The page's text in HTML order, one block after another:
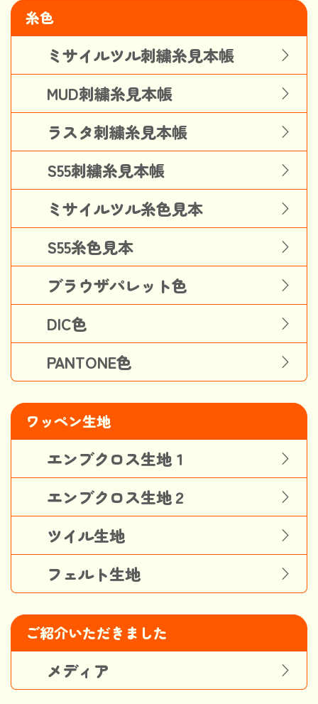
糸色
ミサイルツル刺繍糸見本帳
MUD刺繍糸見本帳
ラスタ刺繍糸見本帳
S55刺繍糸見本帳
ミサイルツル糸色見本
S55糸色見本
ブラウザパレット色
DIC色
PANTONE色
ワッペン生地
エンブクロス生地１
エンブクロス生地２
ツイル生地
フェルト生地
ご紹介いただきました
メディア